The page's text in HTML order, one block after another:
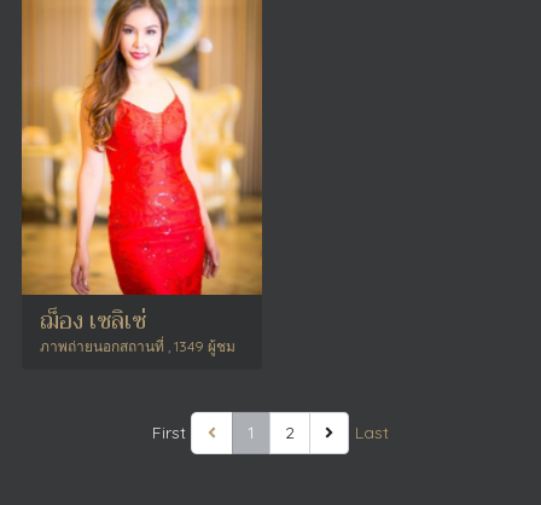
ฌ็อง เซลิเซ่
ภาพถ่ายนอกสถานที่ , 1349 ผู้ชม
First 1 2 Last